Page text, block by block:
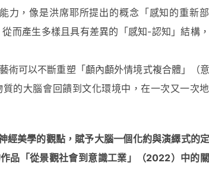
，像是洪席耶所提出的概念「感知的重新部
而產生多樣且具有差異的「感知-認知」結構
術可以不斷重塑「顱內顱外情境式複合體」（
的大腦會回饋到文化環境中，在一次又一次
美學的觀點，賦予大腦一個化約與演繹式的定
品「從景觀社會到意識工業」（2022）中的